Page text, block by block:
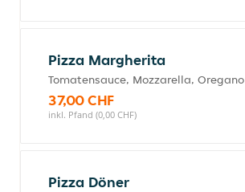
Pizza Margherita
Tomatensauce, Mozzarella, Oregano
37,00 CHF
inkl. Pfand (0,00 CHF)
Pizza Döner